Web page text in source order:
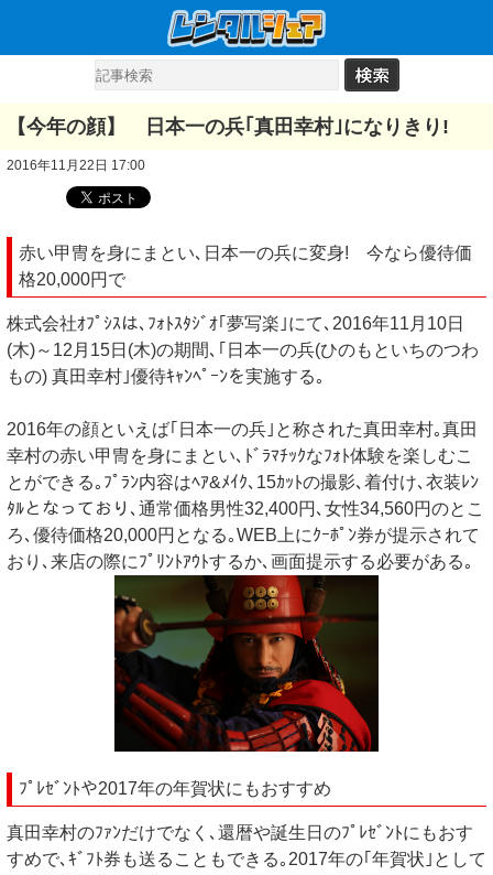
【今年の顔】 日本一の兵｢真田幸村｣になりきり!
2016年11月22日 17:00
赤い甲冑を身にまとい､日本一の兵に変身! 今なら優待価
格20,000円で
株式会社ｵﾌﾟｼｽは､ﾌｫﾄｽﾀｼﾞｵ｢夢写楽｣にて､2016年11月10日
(木)～12月15日(木)の期間､｢日本一の兵(ひのもといちのつわ
もの) 真田幸村｣優待ｷｬﾝﾍﾟｰﾝを実施する｡
2016年の顔といえば｢日本一の兵｣と称された真田幸村｡真田
幸村の赤い甲冑を身にまとい､ﾄﾞﾗﾏﾁｯｸなﾌｫﾄ体験を楽しむこ
とができる｡ﾌﾟﾗﾝ内容はﾍｱ&ﾒｲｸ､15ｶｯﾄの撮影､着付け､衣装ﾚﾝ
ﾀﾙとなっており､通常価格男性32,400円､女性34,560円のとこ
ろ､優待価格20,000円となる｡WEB上にｸｰﾎﾟﾝ券が提示されて
おり､来店の際にﾌﾟﾘﾝﾄｱｳﾄするか､画面提示する必要がある｡
ﾌﾟﾚｾﾞﾝﾄや2017年の年賀状にもおすすめ
真田幸村のﾌｧﾝだけでなく､還暦や誕生日のﾌﾟﾚｾﾞﾝﾄにもおす
すめで､ｷﾞﾌﾄ券も送ることもできる｡2017年の｢年賀状｣として